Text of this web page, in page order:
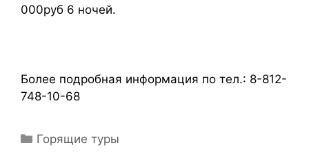
000руб 6 ночей.
Более подробная информация по тел.: 8-812-
748-10-68
Горящие туры